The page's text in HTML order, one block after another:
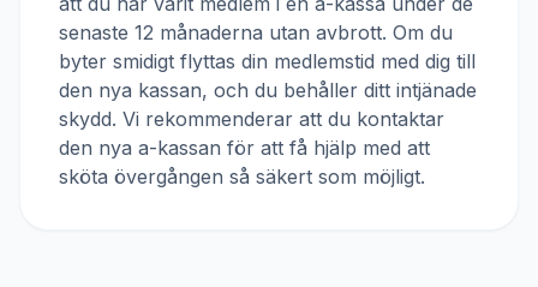
senaste 12 månaderna utan avbrott. Om du
byter smidigt flyttas din medlemstid med dig till
den nya kassan, och du behåller ditt intjänade
skydd. Vi rekommenderar att du kontaktar
den nya a-kassan för att få hjälp med att
sköta övergången så säkert som möjligt.